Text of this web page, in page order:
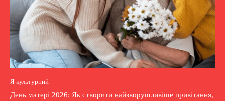
Я культурний
День матері 2026: Як створити найзворушливіше привітання,